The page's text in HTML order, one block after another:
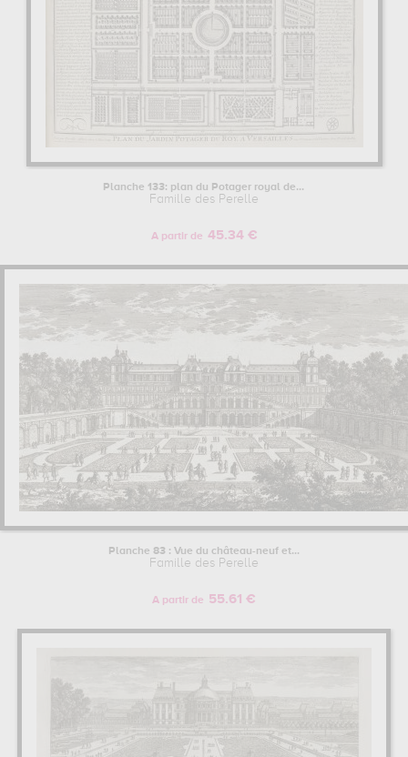
l'une de ses œuvres. Les œuvres de Famille des Perelle sont, en
effet, principalement conservées au
châteaux de versailles et de
trianon, versailles, france
. Muzéo vous propose des reproductions
d'affiches de grande qualité des principales œuvres de Famille des
Planche 133: plan du Potager royal de...
Famille des Perelle
A partir de 45.34 €
Planche 83 : Vue du château-neuf et...
Famille des Perelle
A partir de 55.61 €